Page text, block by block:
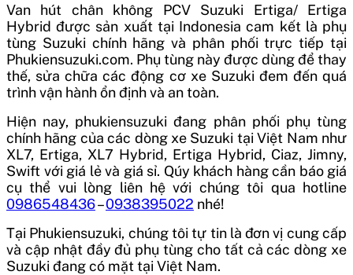
Van hút chân không PCV Suzuki Ertiga/ Ertiga
Hybrid được sản xuất tại Indonesia cam kết là phụ
tùng Suzuki chính hãng và phân phối trực tiếp tại
Phukiensuzuki.com. Phụ tùng này được dùng để thay
thế, sửa chữa các động cơ xe Suzuki đem đến quá
trình vận hành ổn định và an toàn.
Hiện nay, phukiensuzuki đang phân phối phụ tùng
chính hãng của các dòng xe Suzuki tại Việt Nam như
XL7, Ertiga, XL7 Hybrid, Ertiga Hybrid, Ciaz, Jimny,
Swift với giá lẻ và giá sỉ. Qúy khách hàng cần báo giá
cụ thể vui lòng liên hệ với chúng tôi qua hotline
0986548436–0938395022 nhé!
Tại Phukiensuzuki, chúng tôi tự tin là đơn vị cung cấp
và cập nhật đầy đủ phụ tùng cho tất cả các dòng xe
Suzuki đang có mặt tại Việt Nam.